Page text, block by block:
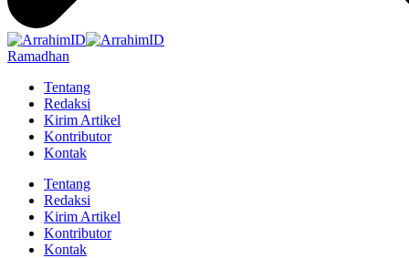
Ramadhan
Tentang
Redaksi
Kirim Artikel
Kontributor
Kontak
Tentang
Redaksi
Kirim Artikel
Kontributor
Kontak